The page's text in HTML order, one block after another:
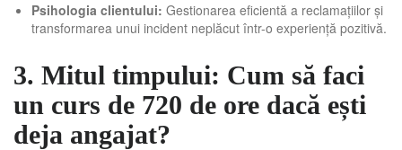
Psihologia clientului: Gestionarea eficientă a reclamațiilor și
transformarea unui incident neplăcut într-o experiență pozitivă.
3. Mitul timpului: Cum să faci
un curs de 720 de ore dacă ești
deja angajat?